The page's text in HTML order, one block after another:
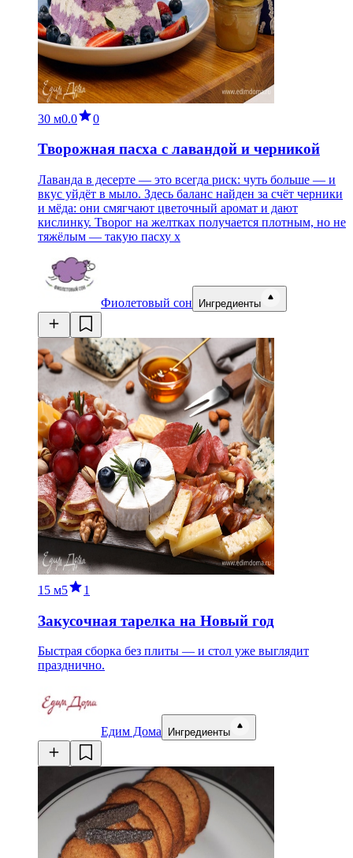
30 м0.0 0
Творожная пасха с лавандой и черникой
Лаванда в десерте — это всегда риск: чуть больше — и
вкус уйдёт в мыло. Здесь баланс найден за счёт черники
и мёда: они смягчают цветочный аромат и дают
кислинку. Творог на желтках получается плотным, но не
тяжёлым — такую пасху х
Фиолетовый сон Ингредиенты
15 м5 1
Закусочная тарелка на Новый год
Быстрая сборка без плиты — и стол уже выглядит
празднично.
Едим Дома Ингредиенты